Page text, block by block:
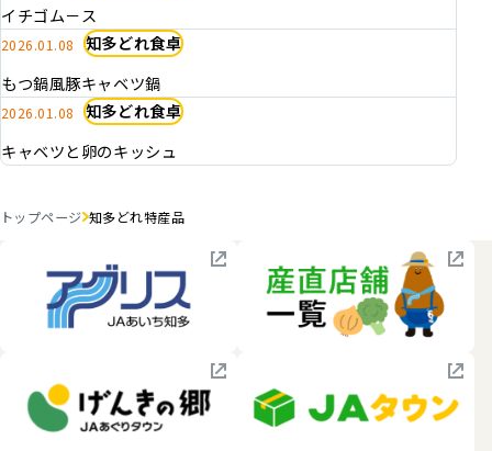
イチゴム－ス
2026.01.08 知多どれ食卓
もつ鍋風豚キャベツ鍋
2026.01.08 知多どれ食卓
キャベツと卵のキッシュ
トップページ 知多どれ特産品